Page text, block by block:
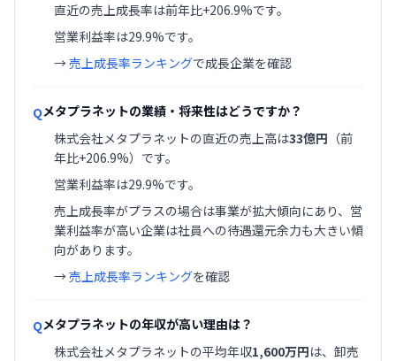
直近の売上成長率は前年比+206.9%です。
営業利益率は29.9%です。
→売上成長率ランキングで成長企業を確認
Qメタプラネットの業績・将来性はどうですか？
株式会社メタプラネットの直近の売上高は33億円 （前
年比+206.9%）です。
営業利益率は29.9%です。
売上成長率がプラスの場合は事業が拡大傾向にあり、営
業利益率が高い企業は社員への待遇還元余力も大きい傾
向があります。
→売上成長率ランキングを確認
Qメタプラネットの年収が高い理由は？
株式会社メタプラネットの平均年収1,600万円は、卸売